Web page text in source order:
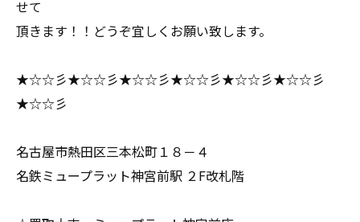
せて
頂きます！！どうぞ宜しくお願い致します。
★☆☆彡★☆☆彡★☆☆彡★☆☆彡★☆☆彡★☆☆彡
★☆☆彡
名古屋市熱田区三本松町１８－４
名鉄ミュープラット神宮前駅 ２F改札階